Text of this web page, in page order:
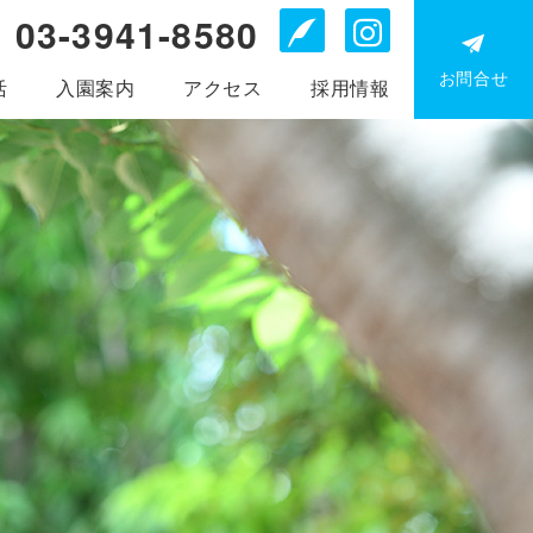
03-3941-8580 Blog
入園案内 アクセス 採用情報 お問合せ